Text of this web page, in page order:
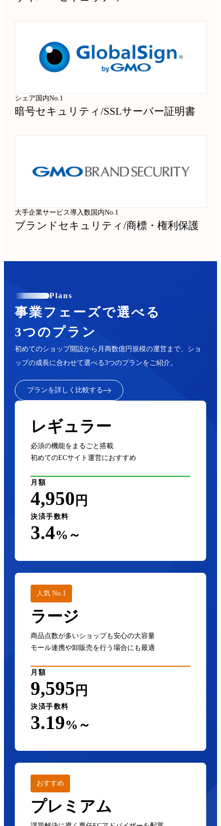
シェア国内No.1
暗号セキュリティ/SSLサーバー証明書
大手企業サービス導入数国内No.1
ブランドセキュリティ/商標・権利保護
Plans
事業フェーズで選べる
3つのプラン
初めてのショップ開設から月商数億円規模の運営まで、ショ
ップの成長に合わせて選べる3つのプランをご紹介。
プランを詳しく比較する
レギュラー
必須の機能をまるごと搭載
初めてのECサイト運営におすすめ
月額
4,950 円
決済手数料
3.4%～
人気 No.1
ラージ
商品点数が多いショップも安心の大容量
モール連携や卸販売を行う場合にも最適
月額
9,595 円
決済手数料
3.19%～
おすすめ
プレミアム